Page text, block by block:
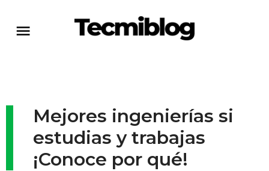
Mejores ingenierías si
estudias y trabajas
¡Conoce por qué!